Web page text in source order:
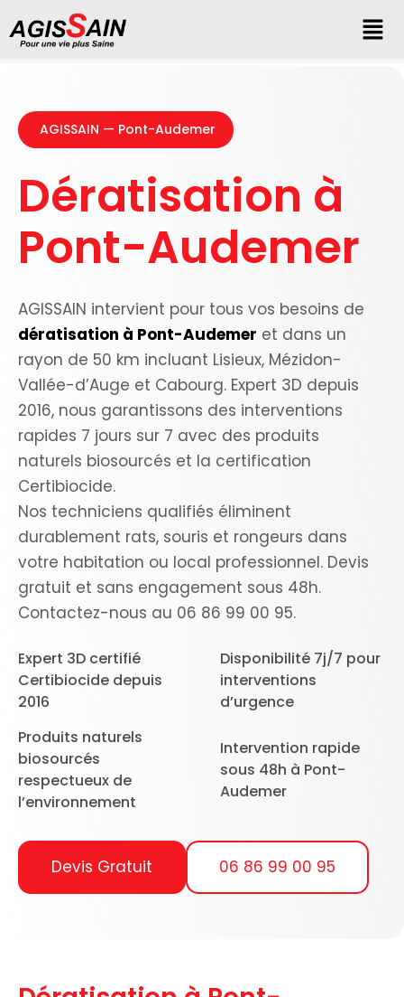
AGISSAIN — Pont-Audemer
Dératisation à
Pont-Audemer
AGISSAIN intervient pour tous vos besoins de
dératisation à Pont-Audemer et dans un
rayon de 50 km incluant Lisieux, Mézidon-
Vallée-d’Auge et Cabourg. Expert 3D depuis
2016, nous garantissons des interventions
rapides 7 jours sur 7 avec des produits
naturels biosourcés et la certification
Certibiocide.
Nos techniciens qualifiés éliminent
durablement rats, souris et rongeurs dans
votre habitation ou local professionnel. Devis
gratuit et sans engagement sous 48h.
Contactez-nous au 06 86 99 00 95.
Expert 3D certifié
Certibiocide depuis
2016
Disponibilité 7j/7 pour
interventions
d’urgence
Produits naturels
biosourcés
respectueux de
l’environnement
Intervention rapide
sous 48h à Pont-
Audemer
Devis Gratuit 06 86 99 00 95